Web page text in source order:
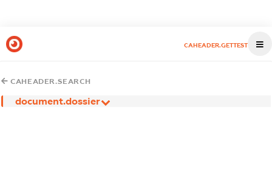
CAHEADER.GETTEST
CAHEADER.SEARCH
document.dossier